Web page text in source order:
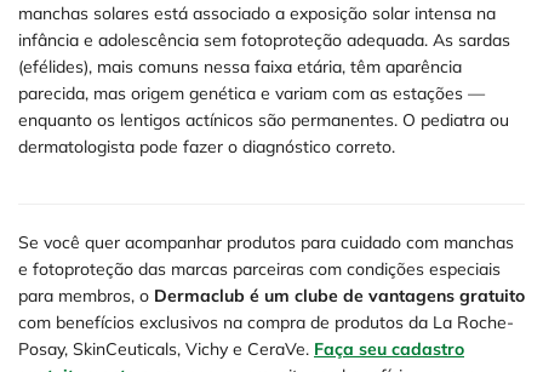
manchas solares está associado a exposição solar intensa na
infância e adolescência sem fotoproteção adequada. As sardas
(efélides), mais comuns nessa faixa etária, têm aparência
parecida, mas origem genética e variam com as estações —
enquanto os lentigos actínicos são permanentes. O pediatra ou
dermatologista pode fazer o diagnóstico correto.
Se você quer acompanhar produtos para cuidado com manchas
e fotoproteção das marcas parceiras com condições especiais
para membros, o Dermaclub é um clube de vantagens gratuito
com benefícios exclusivos na compra de produtos da La Roche-
Posay, SkinCeuticals, Vichy e CeraVe. Faça seu cadastro